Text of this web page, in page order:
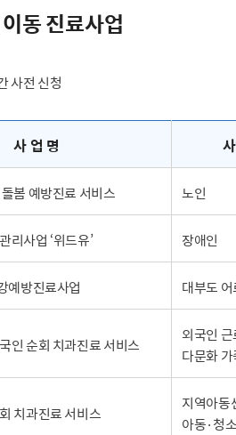
동 진료사업
사전 신청
사 업 명
봄 예방진료 서비스 노인
리사업 ‘위드유’ 장애인
예방진료사업 대부도
인 순회 치과진료 서비스
외국인
다문화 가
치과진료 서비스
지역아동
아동·청